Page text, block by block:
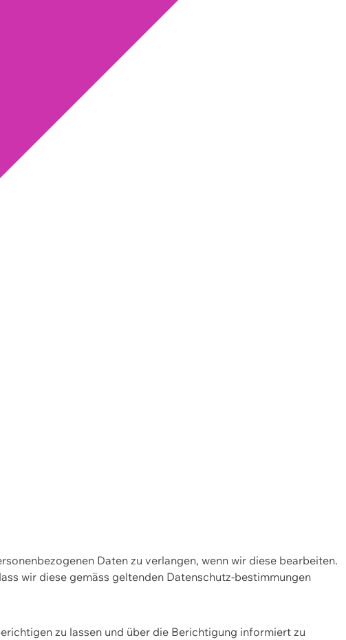
Daten zu verlangen, wenn wir diese bearbeiten.
wir diese gemäss geltenden Datenschutz-bestimmungen
zu lassen und über die Berichtigung informiert zu